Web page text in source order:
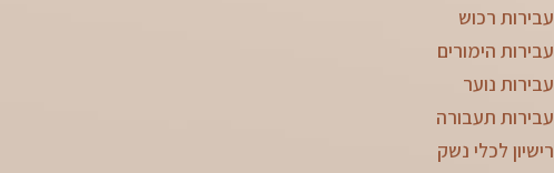
עבירות רכוש
עבירות הימורים
עבירות נוער
עבירות תעבורה
רישיון לכלי נשק